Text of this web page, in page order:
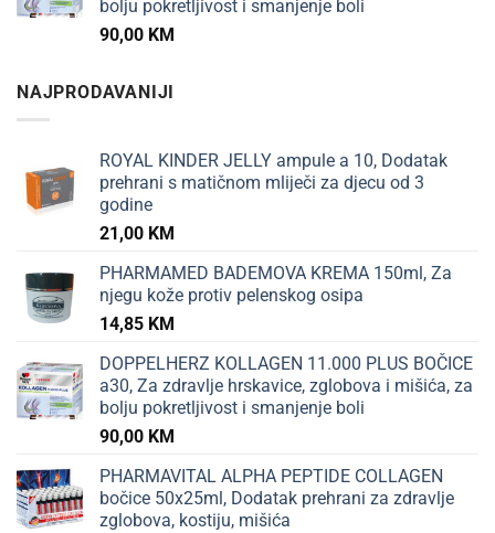
bolju pokretljivost i smanjenje boli
90,00 KM
NAJPRODAVANIJI
ROYAL KINDER JELLY ampule a 10, Dodatak
prehrani s matičnom mliječi za djecu od 3
godine
21,00 KM
PHARMAMED BADEMOVA KREMA 150ml, Za
njegu kože protiv pelenskog osipa
14,85 KM
DOPPELHERZ KOLLAGEN 11.000 PLUS BOČICE
a30, Za zdravlje hrskavice, zglobova i mišića, za
bolju pokretljivost i smanjenje boli
90,00 KM
PHARMAVITAL ALPHA PEPTIDE COLLAGEN
bočice 50x25ml, Dodatak prehrani za zdravlje
zglobova, kostiju, mišića